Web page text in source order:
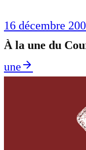
16 décembre
À la une du
une